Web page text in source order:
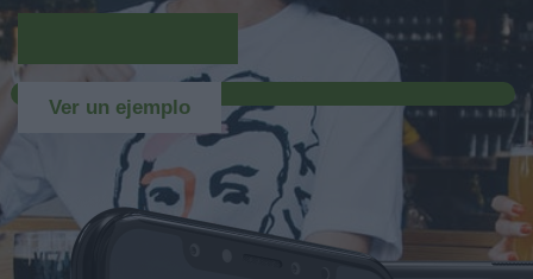
Ver un ejemplo